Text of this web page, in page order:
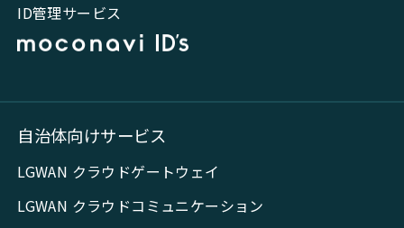
ID管理サービス
自治体向けサービス
LGWAN クラウドゲートウェイ
LGWAN クラウドコミュニケーション